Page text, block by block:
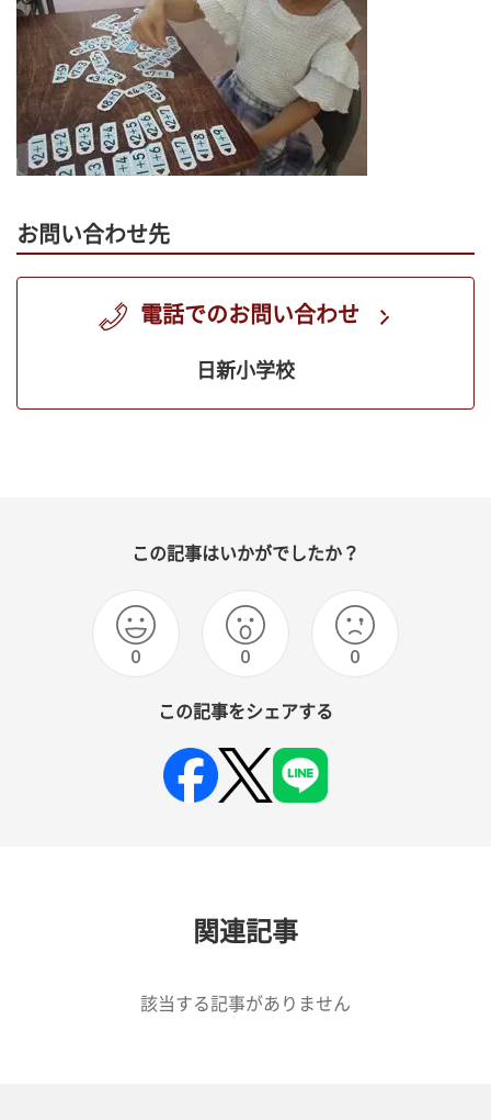
お問い合わせ先
電話でのお問い合わせ
日新小学校
この記事はいかがでしたか？
0 0 0
この記事をシェアする
関連記事
該当する記事がありません